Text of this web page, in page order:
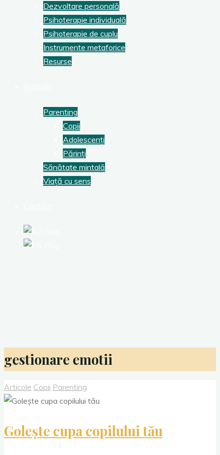
Dezvoltare personală
Psihoterapie individuală
Psihoterapie de cuplu
Instrumente metaforice
Resurse
Parenting
Copii
Adolescenți
Părinți
Sănătate mintală
Viață cu sens
gestionare emotii
Articole Copii Parenting
Golește cupa copilului tău